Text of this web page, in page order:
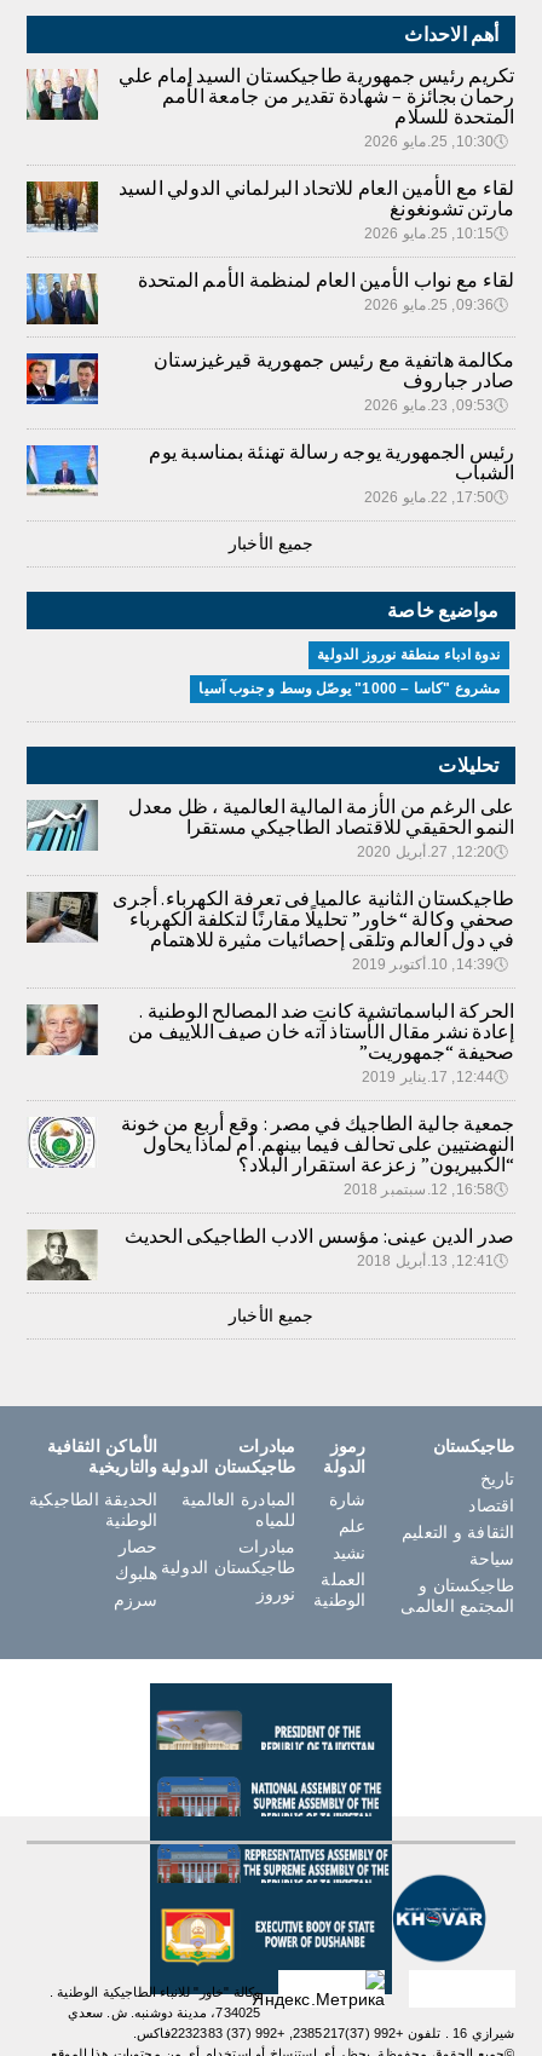
أهم الاحداث
تكريم رئيس جمهورية طاجيكستان السيد إمام علي
رحمان بجائزة – شهادة تقدير من جامعة الأمم
المتحدة للسلام
🕔10:30, 25.مايو 2026
لقاء مع الأمين العام للاتحاد البرلماني الدولي السيد
مارتن تشونغونغ
🕔10:15, 25.مايو 2026
لقاء مع نواب الأمين العام لمنظمة الأمم المتحدة
🕔09:36, 25.مايو 2026
مكالمة هاتفية مع رئيس جمهورية قيرغيزستان
صادر جباروف
🕔09:53, 23.مايو 2026
رئيس الجمهورية يوجه رسالة تهنئة بمناسبة يوم
الشباب
🕔17:50, 22.مايو 2026
جميع الأخبار
مواضيع خاصة
ندوة ادباء منطقة نوروز الدولية
مشروع "كاسا – 1000" يوصّل وسط و جنوب آسيا
تحليلات
على الرغم من الأزمة المالية العالمية ، ظل معدل
النمو الحقيقي للاقتصاد الطاجيكي مستقرا
🕔12:20, 27.أبريل 2020
طاجيكستان الثانية عالميا فى تعرفة الكهرباء. أجرى
صحفي وكالة “خاور” تحليلًا مقارنًا لتكلفة الكهرباء
في دول العالم وتلقى إحصائيات مثيرة للاهتمام
🕔14:39, 10.أكتوبر 2019
الحركة الباسماتشية كانت ضد المصالح الوطنية .
إعادة نشر مقال الأستاذ آته خان صيف اللاييف من
صحيفة “جمهوريت”
🕔12:44, 17.يناير 2019
جمعية جالية الطاجيك في مصر : وقع أربع من خونة
النهضتيين على تحالف فيما بينهم. أم لماذا يحاول
“الكبيريون” زعزعة استقرار البلاد؟
🕔16:58, 12.سبتمبر 2018
صدر الدين عينى: مؤسس الادب الطاجيكى الحديث
🕔12:41, 13.أبريل 2018
جميع الأخبار
طاجيكستان
تاريخ
اقتصاد
الثقافة و التعليم
سياحة
طاجيكستان و
المجتمع العالمى
رموز
الدولة
شارة
علم
نشيد
العملة
الوطنية
مبادرات
طاجيكستان الدولية
المبادرة العالمية
للمياه
مبادرات
طاجيكستان الدولية
نوروز
الأماكن الثقافية
والتاريخية
الحديقة الطاجيكية
الوطنية
حصار
هلبوك
سرزم
وكالة "خاور" للانباء الطاجيكية الوطنية .
734025، مدينة دوشنبه. ش. سعدي
شيرازي 16 . تلفون +992 (37)2385217, +992 (37) 2232383فاكس.